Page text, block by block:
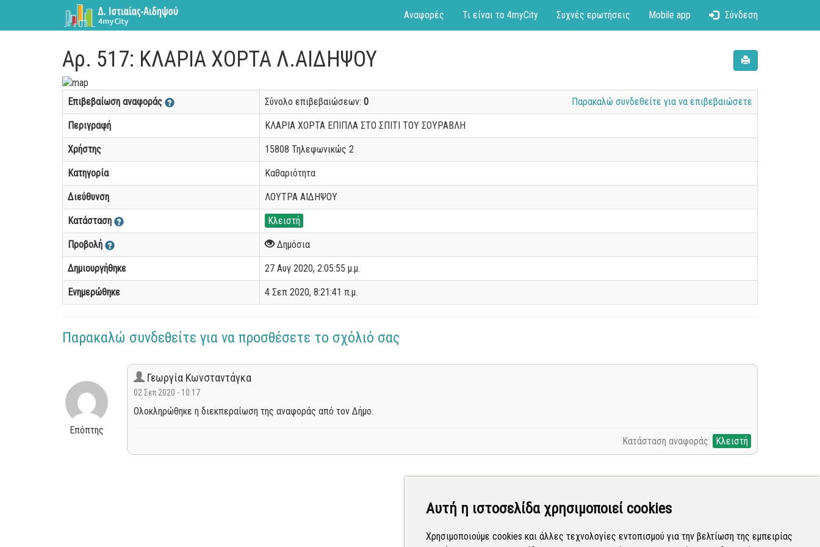
Αυτή η ιστοσελίδα χρησιμοποιεί cookies
Χρησιμοποιούμε cookies και άλλες τεχνολογίες εντοπισμού για την βελτίωση της εμπειρίας
Αναφορές Τι είναι το 4myCity Συχνές ερωτήσεις Mobile app Σύνδεση
Αρ. 517: ΚΛΑΡΙΑ ΧΟΡΤΑ Λ.ΑΙΔΗΨΟΥ
Επιβεβαίωση αναφοράς Σύνολο επιβεβαιώσεων: 0 Παρακαλώ συνδεθείτε για να επιβεβαιώσετε
Περιγραφή ΚΛΑΡΙΑ ΧΟΡΤΑ ΕΠΙΠΛΑ ΣΤΟ ΣΠΙΤΙ ΤΟΥ ΣΟΥΡΑΒΛΗ
Χρήστης 15808 Τηλεφωνικώς 2
Κατηγορία Καθαριότητα
Διεύθυνση ΛΟΥΤΡΑ ΑΙΔΗΨΟΥ
Κατάσταση Κλειστή
Προβολή Δημόσια
Δημιουργήθηκε 27 Αυγ 2020, 2:05:55 μ.μ.
Ενημερώθηκε 4 Σεπ 2020, 8:21:41 π.μ.
Παρακαλώ συνδεθείτε για να προσθέσετε το σχόλιό σας
Επόπτης
Γεωργία Κωνσταντάγκα
02 Σεπ 2020 - 10:17
Ολοκληρώθηκε η διεκπεραίωση της αναφοράς από τον Δήμο.
Κατάσταση αναφοράς: Κλειστή